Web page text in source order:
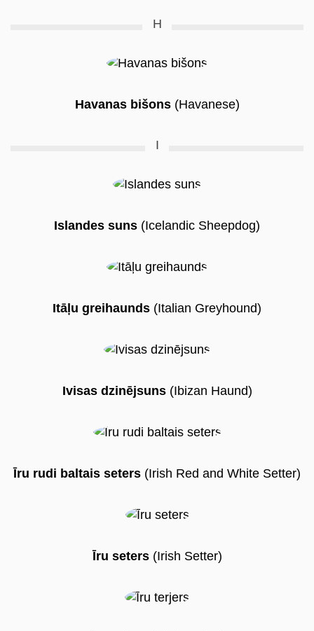
H
Havanas bišons(Havanese)
I
Islandes suns (Icelandic Sheepdog)
Itāļu greihaunds (Italian Greyhound)
Ivisas dzinējsuns(Ibizan Haund)
Īru rudi baltais seters (Irish Red and White Setter)
Īru seters(Irish Setter)